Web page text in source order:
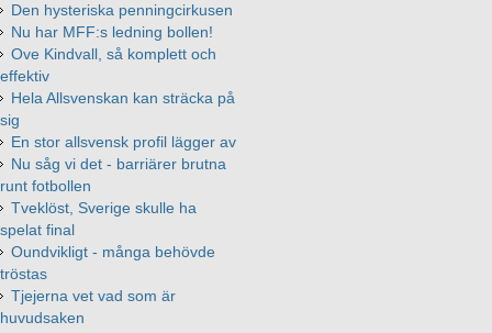
Den hysteriska penningcirkusen
Nu har MFF:s ledning bollen!
Ove Kindvall, så komplett och
effektiv
Hela Allsvenskan kan sträcka på
sig
En stor allsvensk profil lägger av
Nu såg vi det - barriärer brutna
runt fotbollen
Tveklöst, Sverige skulle ha
spelat final
Oundvikligt - många behövde
tröstas
Tjejerna vet vad som är
huvudsaken